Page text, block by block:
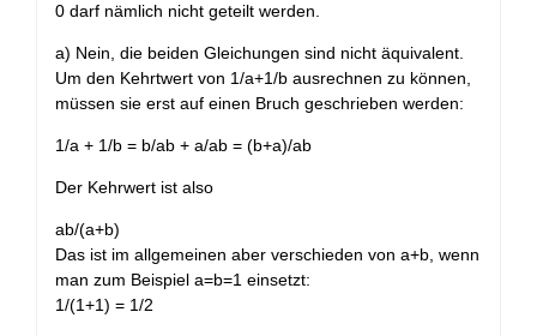
0 darf nämlich nicht geteilt werden.
a) Nein, die beiden Gleichungen sind nicht äquivalent.
Um den Kehrtwert von 1/a+1/b ausrechnen zu können,
müssen sie erst auf einen Bruch geschrieben werden:
1/a + 1/b = b/ab + a/ab = (b+a)/ab
Der Kehrwert ist also
ab/(a+b)
Das ist im allgemeinen aber verschieden von a+b, wenn
man zum Beispiel a=b=1 einsetzt:
1/(1+1) = 1/2